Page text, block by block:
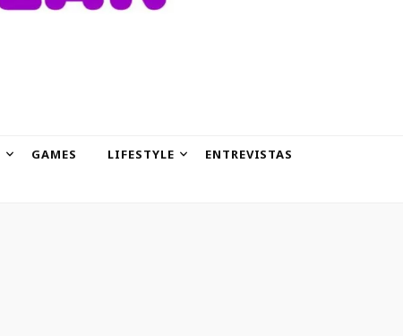
GAMES LIFESTYLE
ENTREVISTAS